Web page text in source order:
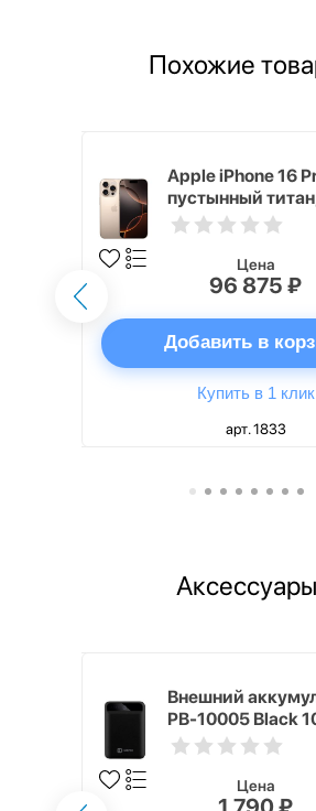
Похожие
Apple iPhone 16
пустынный
Цена
96 875 ₽
Добавить в
Купить в 1 клик
арт. 1833
Аксессуары
Внешний
PB-10005 Black
Цена